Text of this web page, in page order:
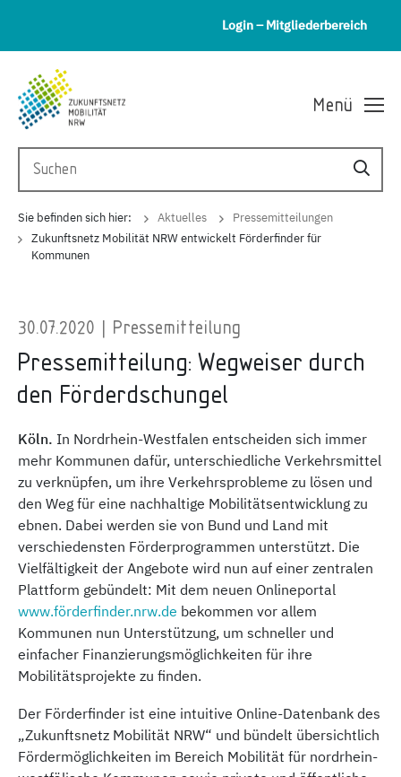
Login – Mitgliederbereich
Menü
Sie befinden sich hier: Aktuelles
Pressemitteilungen
Zukunftsnetz Mobilität NRW entwickelt Förderfinder für
Kommunen
30.07.2020 | Pressemitteilung
Pressemitteilung: Wegweiser durch
den Förderdschungel
Köln. In Nordrhein-Westfalen entscheiden sich immer
mehr Kommunen dafür, unterschiedliche Verkehrsmittel
zu ver­knüpfen, um ihre Verkehrsprobleme zu lösen und
den Weg für eine nachhaltige Mobilitätsentwicklung zu
ebnen. Dabei werden sie von Bund und Land mit
verschiedensten Förderprogrammen unterstützt. Die
Vielfältigkeit der Angebote wird nun auf einer zentralen
Plattform gebündelt: Mit dem neuen Onlineportal
www.förderfinder.nrw.de bekommen vor allem
Kommunen nun Unterstützung, um schneller und
einfacher Finanzierungsmöglichkeiten für ihre
Mobilitätsprojekte zu finden.
Der Förderfinder ist eine intuitive Online-Datenbank des
„Zukunftsnetz Mobilität NRW“ und bündelt übersichtlich
Fördermöglichkeiten im Bereich Mobilität für nord­rhein-